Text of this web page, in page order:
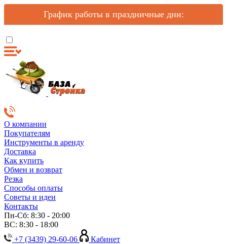
График работы в праздничные дни:
О компании
Покупателям
Инструменты в аренду
Доставка
Как купить
Обмен и возврат
Резка
Способы оплаты
Советы и идеи
Контакты
Пн-Сб: 8:30 - 20:00
ВС: 8:30 - 18:00
+7 (3439) 29-60-06
Кабинет